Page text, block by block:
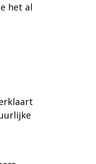
het al